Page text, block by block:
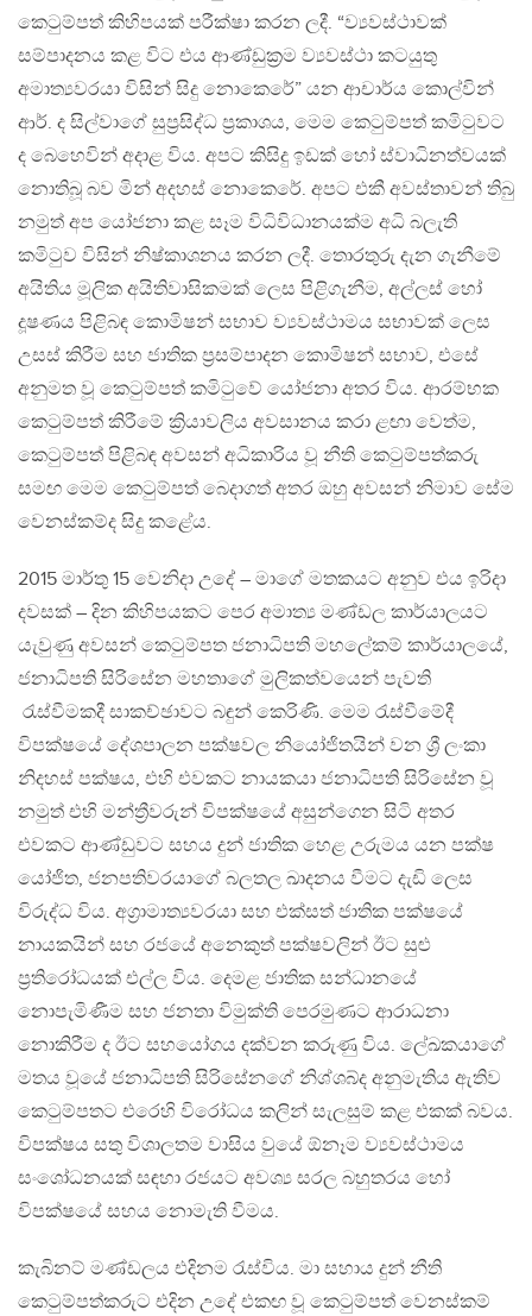
කෙටුම්පත් කිහිපයක් පරීක්ෂා කරන ලදී. “ව්‍යවස්ථාවක්
සම්පාදනය කළ විට එය ආණ්ඩුක්‍රම ව්‍යවස්ථා කටයුතු
අමාත්‍යවරයා විසින් සිදු නොකෙරේ” යන ආචාර්ය කොල්වින්
ආර්. ද සිල්වාගේ සුප්‍රසිද්ධ ප්‍රකාශය, මෙම කෙටුම්පත් කමිටුවට
ද බෙහෙවින් අදාළ විය. අපට කිසිදු ඉඩක් හෝ ස්වාධිනත්වයක්
නොතිබූ බව මින් අදහස් නොකෙරේ. අපට එකී අවස්තාවන් තිබු
නමුත් අප යෝජනා කළ සෑම විධිවිධානයක්ම අධි බලැති
කමිටුව විසින් නිෂ්කාශනය කරන ලදී. තොරතුරු දැන ගැනීමේ
අයිතිය මූලික අයිතිවාසිකමක් ලෙස පිළිගැනීම, අල්ලස් හෝ
දූෂණය පිළිබඳ කොමිෂන් සභාව ව්‍යවස්ථාමය සභාවක් ලෙස
උසස් කිරීම සහ ජාතික ප්‍රසම්පාදන කොමිෂන් සභාව, එසේ
අනුමත වූ කෙටුම්පත් කමිටුවේ යෝජනා අතර විය. ආරම්භක
කෙටුම්පත් කිරීමේ ක්‍රියාවලිය අවසානය කරා ළඟා වෙත්ම,
කෙටුම්පත් පිළිබඳ අවසන් අධිකාරිය වූ නීති කෙටුම්පත්කරු
සමඟ මෙම කෙටුම්පත් බෙදාගත් අතර ඔහු අවසන් නිමාව සේම
වෙනස්කම්ද සිදු කළේය.
2015 මාර්තු 15 වෙනිදා උදේ – මාගේ මතකයට අනුව එය ඉරිදා
දවසක් – දින කිහිපයකට පෙර අමාත්‍ය මණ්ඩල කාර්යාලයට
යැවුණු අවසන් කෙටුම්පත ජනාධිපති මහලේකම් කාර්යාලයේ,
ජනාධිපති සිරිසේන මහතාගේ මුලිකත්වයෙන් පැවති
රැස්වීමකදී සාකච්ඡාවට බඳුන් කෙරිණි. මෙම රැස්වීමේදී
විපක්ෂයේ දේශපාලන පක්ෂවල නියෝජිතයින් වන ශ්‍රී ලංකා
නිදහස් පක්ෂය, එහි එවකට නායකයා ජනාධිපති සිරිසේන වූ
නමුත් එහි මන්ත්‍රීවරුන් විපක්ෂයේ අසුන්ගෙන සිටි අතර
එවකට ආණ්ඩුවට සහය දුන් ජාතික හෙළ උරුමය යන පක්ෂ
යෝජිත, ජනපතිවරයාගේ බලතල ඛාදනය වීමට දැඩි ලෙස
විරුද්ධ විය. අග්‍රාමාත්‍යවරයා සහ එක්සත් ජාතික පක්ෂයේ
නායකයින් සහ රජයේ අනෙකුත් පක්ෂවලින් ඊට සුළු
ප්‍රතිරෝධයක් එල්ල විය. දෙමළ ජාතික සන්ධානයේ
නොපැමිණීම සහ ජනතා විමුක්ති පෙරමුණට ආරාධනා
නොකිරීම ද ඊට සහයෝගය දක්වන කරුණු විය. ලේඛකයාගේ
මතය වූයේ ජනාධිපති සිරිසේනගේ නිශ්ශබ්ද අනුමැතිය ඇතිව
කෙටුම්පතට එරෙහි විරෝධය කලින් සැලසුම් කළ එකක් බවය.
විපක්ෂය සතු විශාලතම වාසිය වුයේ ඕනෑම ව්‍යවස්ථාමය
සංශෝධනයක් සඳහා රජයට අවශ්‍ය සරල බහුතරය හෝ
විපක්ෂයේ සහය නොමැති වීමය.
කැබිනට් මණ්ඩලය එදිනම රැස්විය. මා සහාය දුන් නීති
කෙටුම්පත්කරුට එදින උදේ එකඟ වූ කෙටුම්පත් වෙනස්කම්